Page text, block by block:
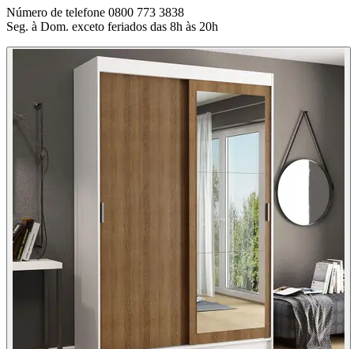
Número de telefone 0800 773 3838
Seg. à Dom. exceto feriados das 8h às 20h